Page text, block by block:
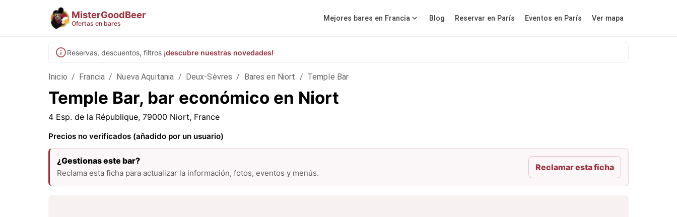
MisterGoodBeer
Ofertas en bares
Mejores bares en Francia Blog Reservar en París Eventos en París Ver mapa
Reservas, descuentos, filtros ¡descubre nuestras novedades!
Inicio / Francia / Nueva Aquitania / Deux-Sèvres / Bares en Niort / Temple Bar
Temple Bar, bar económico en Niort
4 Esp. de la République, 79000 Niort, France
Precios no verificados (añadido por un usuario)
¿Gestionas este bar?
Reclama esta ficha para actualizar la información, fotos, eventos y menús.
Reclamar esta ficha